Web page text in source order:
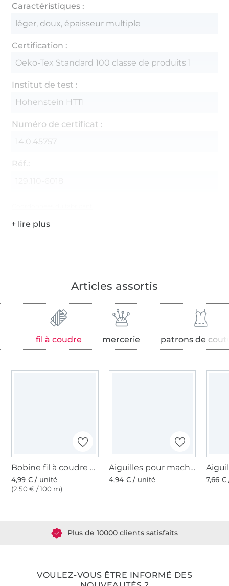
Caractéristiques :
léger, doux, épaisseur multiple
Certification :
Oeko-Tex Standard 100 classe de produits 1
Institut de test :
Hohenstein HTTI
Numéro de certificat :
14.0.45757
Réf.:
Articles assortis
fil à coudre mercerie patrons de
Bobine fil à coudre Gütermann 200m polyester, (733) framboise
4,99 € / unité
(2,50 € / 100 m)
Aiguilles pour machines à coudre 130/705, universelles 70-100
4,94 € / unité 7,66
VOULEZ-VOUS ÊTRE INFORMÉ DES